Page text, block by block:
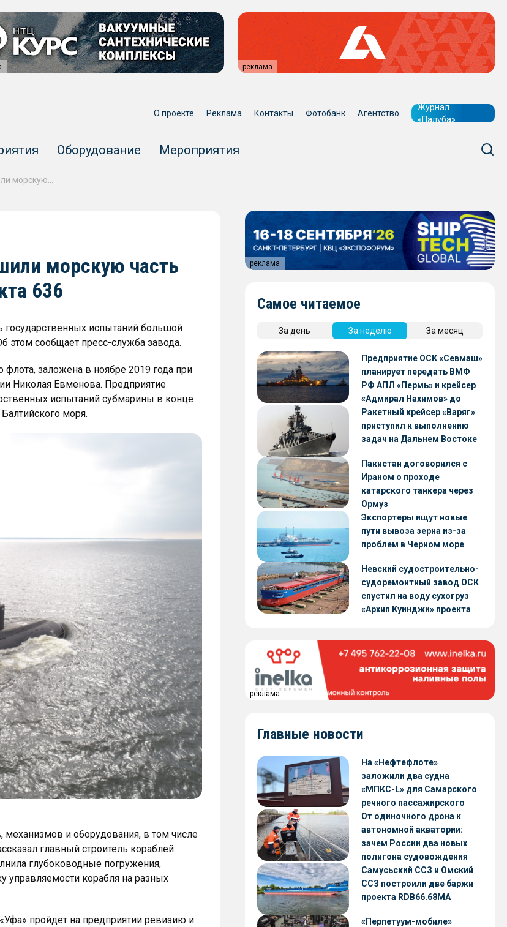
реклама
О проекте Реклама Контакты Фотобанк Агентство
Журнал
«Палуба»
Оборудование Мероприятия
морскую часть
636
испытаний большой
этом сообщает пресс-служба завода.
флота, заложена в ноябре 2019 года при
Николая Евменова. Предприятие
испытаний субмарины в конце
моря.
механизмов и оборудования, в том числе
главный строитель кораблей
глубоководные погружения,
корабля на разных
пройдет на предприятии ревизию и
реклама
Самое читаемое
За день За неделю За месяц
Предприятие ОСК «Севмаш»
планирует передать ВМФ
РФ АПЛ «Пермь» и крейсер
«Адмирал Нахимов» до
конца 2026 года
Ракетный крейсер «Варяг»
приступил к выполнению
задач на Дальнем Востоке
Пакистан договорился с
Ираном о проходе
катарского танкера через
Ормуз
Экспортеры ищут новые
пути вывоза зерна из-за
проблем в Черном море
Невский судостроительно-
судоремонтный завод ОСК
спустил на воду сухогруз
«Архип Куинджи» проекта
реклама
Главные новости
На «Нефтефлоте»
заложили два судна
«МПКС-L» для Самарского
речного пассажирского
предприятия
От одиночного дрона к
автономной акватории:
зачем России два новых
полигона судовождения
Самусьский ССЗ и Омский
ССЗ построили две баржи
проекта RDB66.68МА
«Перпетуум-мобиле»